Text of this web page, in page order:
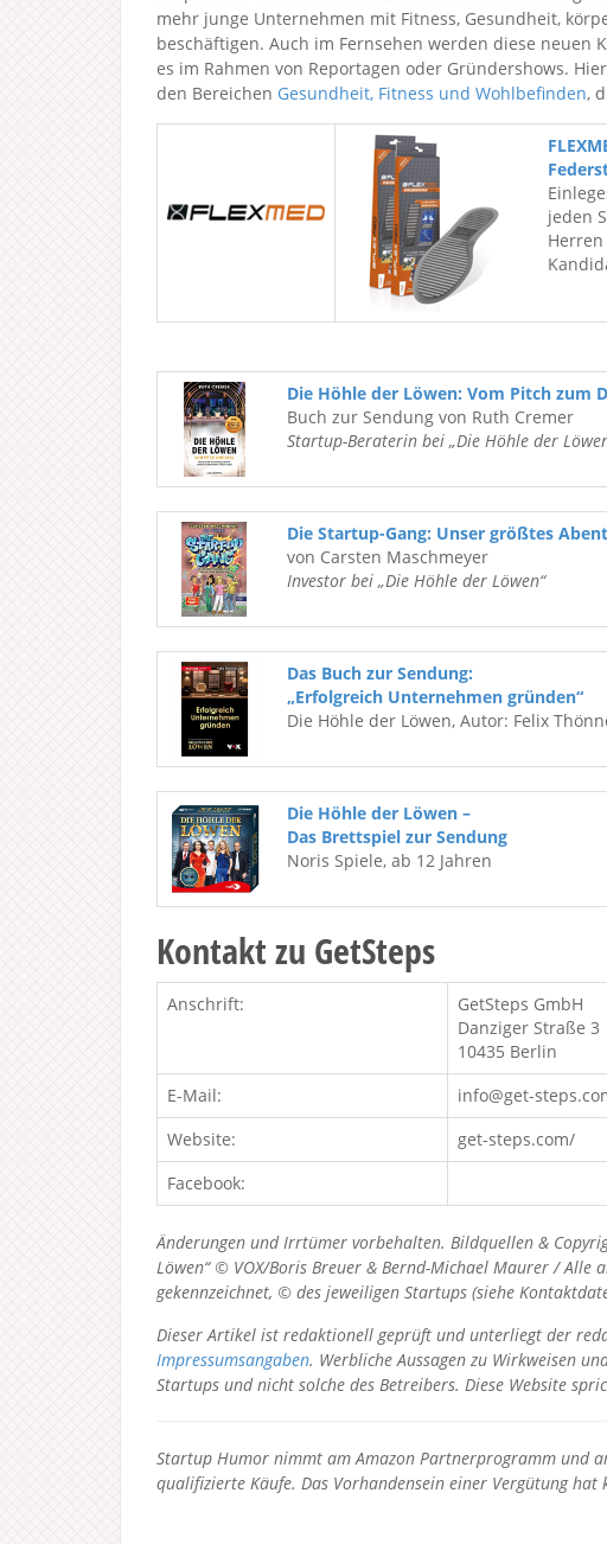
mehr junge Unternehmen mit Fitness, Gesundheit,
beschäftigen. Auch im Fernsehen werden diese neuen
es im Rahmen von Reportagen oder Gründershows.
den Bereichen Gesundheit, Fitness und Wohlbefinden,
jeden
Herren
Die Höhle der Löwen: Vom Pitch zum
Buch zur Sendung von Ruth Cremer
Startup-Beraterin bei „Die Höhle der
Die Startup-Gang: Unser größtes
von Carsten Maschmeyer
Investor bei „Die Höhle der Löwen“
Das Buch zur Sendung:
„Erfolgreich Unternehmen gründen“
Die Höhle der Löwen, Autor: Felix
Die Höhle der Löwen –
Das Brettspiel zur Sendung
Noris Spiele, ab 12 Jahren
Kontakt zu GetSteps
Anschrift:
GetSteps GmbH
Danziger Straße 3
10435 Berlin
E-Mail:
info@get-
Website:
get-steps.com/
Facebook:
Änderungen und Irrtümer vorbehalten. Bildquellen &
Löwen“ © VOX/Boris Breuer & Bernd-Michael Maurer / Alle
gekennzeichnet, © des jeweiligen Startups (siehe
Dieser Artikel ist redaktionell geprüft und unterliegt der
Impressumsangaben. Werbliche Aussagen zu Wirkweisen
Startups und nicht solche des Betreibers. Diese Website
Startup Humor nimmt am Amazon Partnerprogramm und
qualifizierte Käufe. Das Vorhandensein einer Vergütung